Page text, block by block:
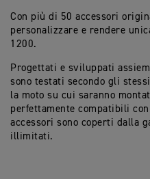
Con più di 50 accessori
personalizzare e rendere
1200.
Progettati e sviluppati
sono testati secondo gli
la moto su cui saranno
perfettamente compatibili
accessori sono coperti dalla
illimitati.